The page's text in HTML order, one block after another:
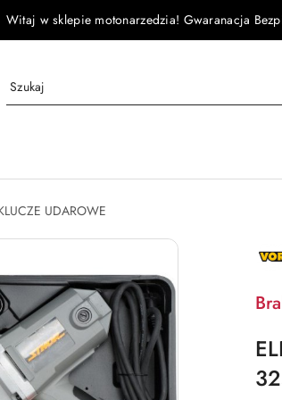
Witaj w sklepie motonarzedzia! Gwaranacja
UDAROWE